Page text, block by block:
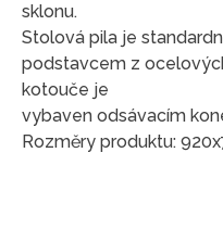
sklonu.
Stolová pila je
podstavcem z
kotouče je
vybaven odsávacím
Rozměry produktu: